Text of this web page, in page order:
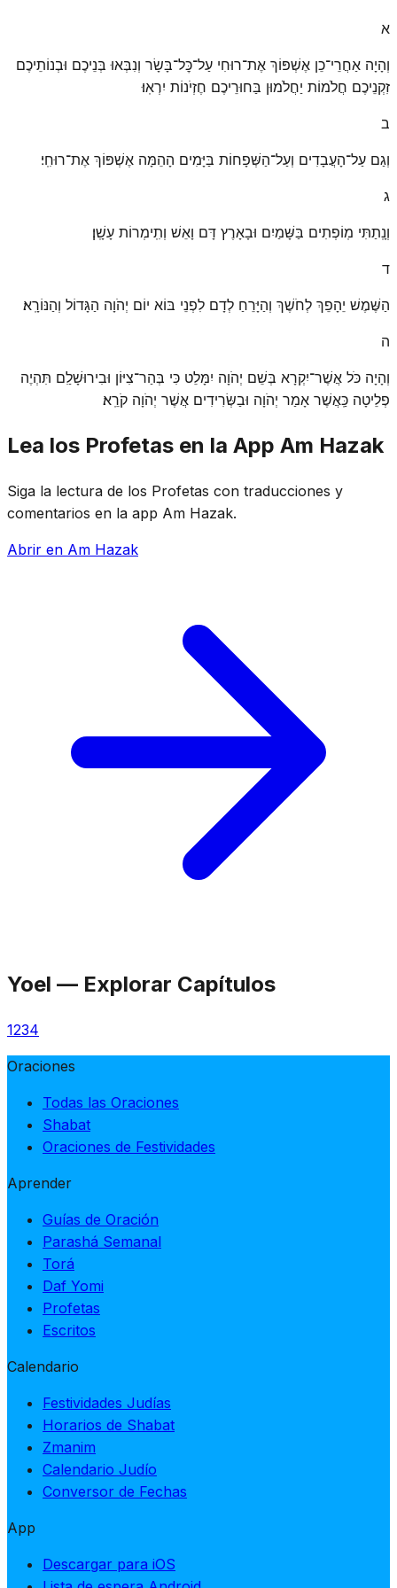
א
וְהָיָה אַחֲרֵי־כֵן אֶשְׁפּוֹךְ אֶת־רוּחִי עַל־כׇּל־בָּשָׂר וְנִבְּאוּ בְּנֵיכֶם וּבְנוֹתֵיכֶם
זִקְנֵיכֶם חֲלֹמוֹת יַחֲלֹמוּן בַּחוּרֵיכֶם חֶזְיֹנוֹת יִרְאֽוּ׃
ב
וְגַם עַל־הָעֲבָדִים וְעַל־הַשְּׁפָחוֹת בַּיָּמִים הָהֵמָּה אֶשְׁפּוֹךְ אֶת־רוּחִֽי׃
ג
וְנָֽתַתִּי מֽוֹפְתִים בַּשָּׁמַיִם וּבָאָרֶץ דָּם וָאֵשׁ וְתִֽימְרוֹת עָשָֽׁן׃
ד
הַשֶּׁמֶשׁ יֵהָפֵךְ לְחֹשֶׁךְ וְהַיָּרֵחַ לְדָם לִפְנֵי בּוֹא יוֹם יְהֹוָה הַגָּדוֹל וְהַנּוֹרָֽא׃
ה
וְהָיָה כֹּל אֲשֶׁר־יִקְרָא בְּשֵׁם יְהֹוָה יִמָּלֵט כִּי בְּהַר־צִיּוֹן וּבִירוּשָׁלַ͏ִם תִּהְיֶה
פְלֵיטָה כַּֽאֲשֶׁר אָמַר יְהֹוָה וּבַשְּׂרִידִים אֲשֶׁר יְהֹוָה קֹרֵֽא׃
Lea los Profetas en la App Am Hazak
Siga la lectura de los Profetas con traducciones y
comentarios en la app Am Hazak.
Abrir en Am Hazak
Yoel — Explorar Capítulos
1234
Oraciones
Todas las Oraciones
Shabat
Oraciones de Festividades
Aprender
Guías de Oración
Parashá Semanal
Torá
Daf Yomi
Profetas
Escritos
Calendario
Festividades Judías
Horarios de Shabat
Zmanim
Calendario Judío
Conversor de Fechas
App
Descargar para iOS